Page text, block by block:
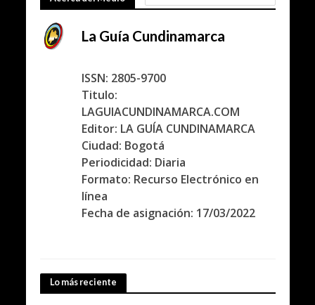
La Guía Cundinamarca
ISSN: 2805-9700
Titulo:
LAGUIACUNDINAMARCA.COM
Editor: LA GUÍA CUNDINAMARCA
Ciudad: Bogotá
Periodicidad: Diaria
Formato: Recurso Electrónico en
línea
Fecha de asignación: 17/03/2022
Lo más reciente